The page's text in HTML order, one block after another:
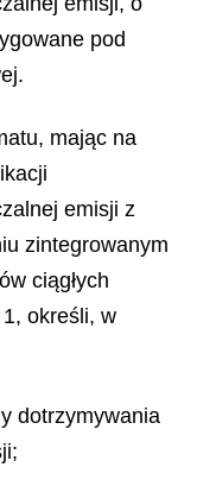
pod
mając na
emisji z
zintegrowanym
ciągłych
określi, w
dotrzymywania